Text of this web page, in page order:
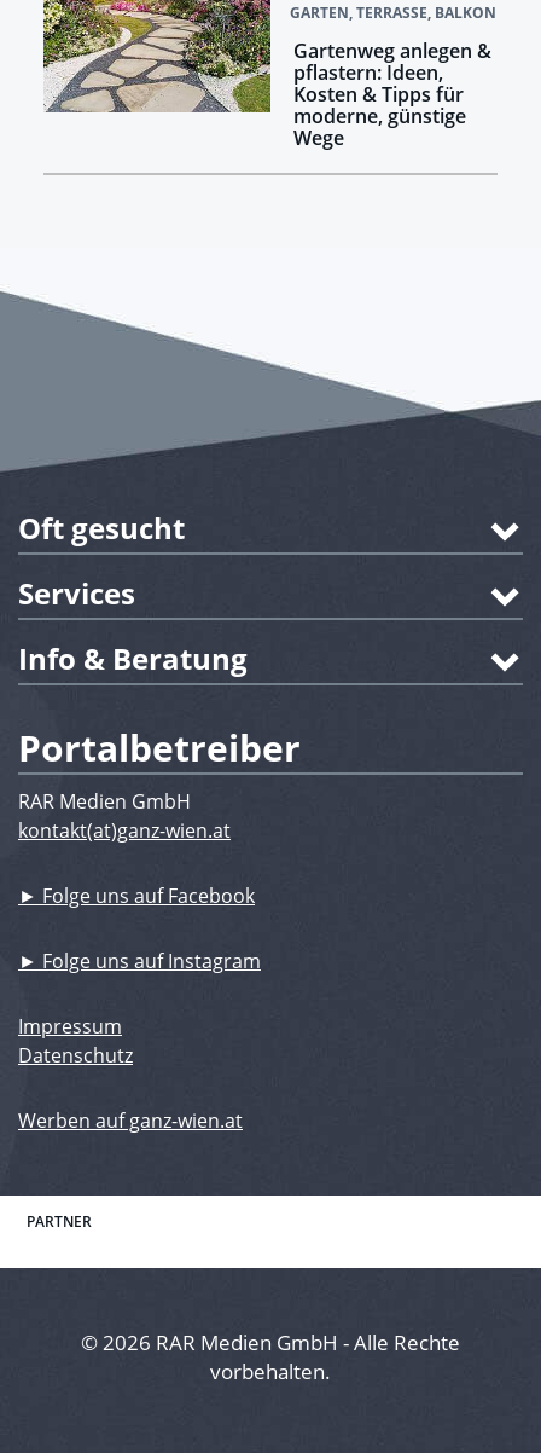
GARTEN, TERRASSE, BALKON
Gartenweg anlegen &
pflastern: Ideen,
Kosten & Tipps für
moderne, günstige
Wege
Oft gesucht
Services
Info & Beratung
Portalbetreiber
RAR Medien GmbH
kontakt(at)ganz-wien.at
► Folge uns auf Facebook
► Folge uns auf Instagram
Impressum
Datenschutz
Werben auf ganz-wien.at
PARTNER
© 2026 RAR Medien GmbH - Alle Rechte
vorbehalten.